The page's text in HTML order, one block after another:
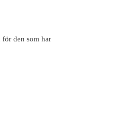
för den som har